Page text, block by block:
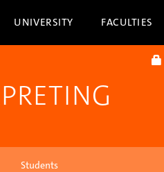
UNIVERSITY FACULTIES
Students